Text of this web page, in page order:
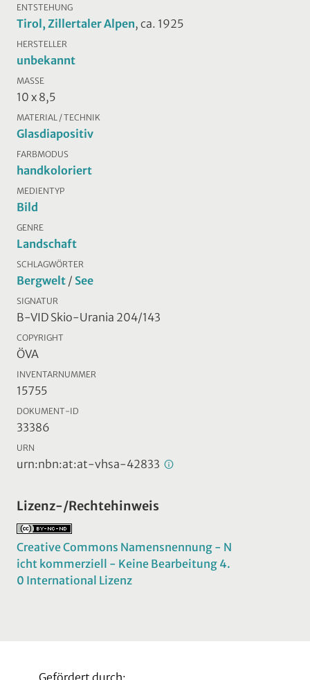
ENTSTEHUNG
Tirol, Zillertaler Alpen, ca. 1925
HERSTELLER
unbekannt
MASSE
10 x 8,5
MATERIAL / TECHNIK
Glasdiapositiv
FARBMODUS
handkoloriert
MEDIENTYP
Bild
GENRE
Landschaft
SCHLAGWÖRTER
Bergwelt / See
SIGNATUR
B-VID Skio-Urania 204/143
COPYRIGHT
ÖVA
INVENTARNUMMER
15755
DOKUMENT-ID
33386
URN
urn:nbn:at:at-vhsa-42833
Lizenz-/Rechtehinweis
Creative Commons Namensnennung - N
icht kommerziell - Keine Bearbeitung 4.
0 International Lizenz
Gefördert durch: